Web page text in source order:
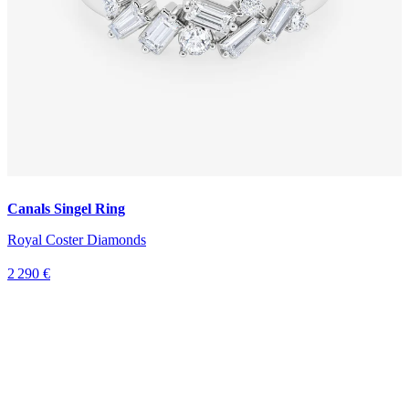
Canals Singel Ring
Royal Coster Diamonds
2 290 €